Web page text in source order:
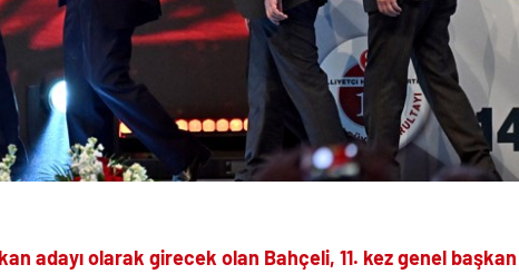
adayı olarak girecek olan Bahçeli, 11. kez genel başkan